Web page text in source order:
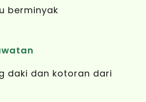
berminyak
daki dan kotoran dari